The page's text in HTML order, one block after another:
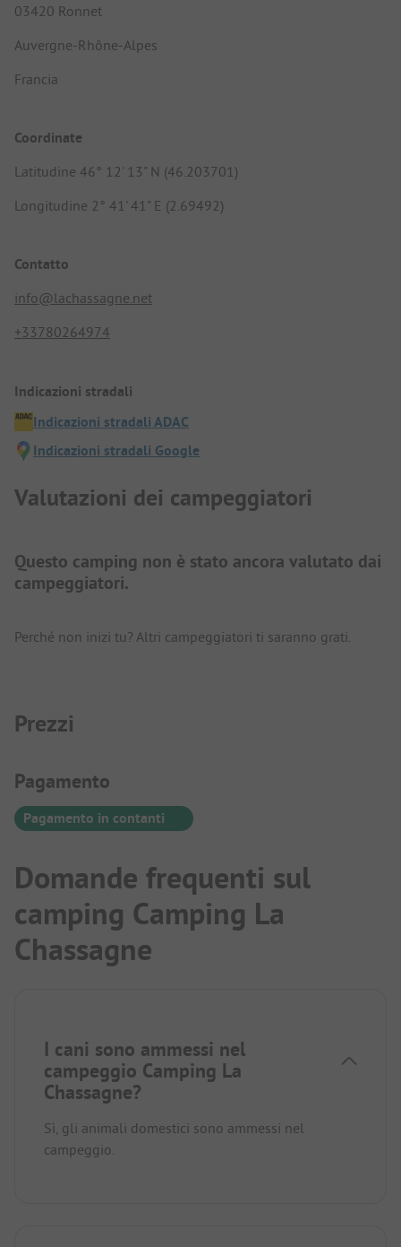
03420 Ronnet
Auvergne-Rhône-Alpes
Francia
Coordinate
Latitudine 46° 12' 13" N (46.203701)
Longitudine 2° 41' 41" E (2.69492)
Contatto
info@lachassagne.net
+33780264974
Indicazioni stradali
Indicazioni stradali ADAC
Indicazioni stradali Google
Valutazioni dei campeggiatori
Questo camping non è stato ancora valutato dai
campeggiatori.
Perché non inizi tu? Altri campeggiatori ti saranno grati.
Prezzi
Informazioni sul pagamento
Pagamento
Pagamento in contanti
Domande frequenti sul
camping Camping La
Chassagne
I cani sono ammessi nel
campeggio Camping La
Chassagne?
Sì, gli animali domestici sono ammessi nel
campeggio.